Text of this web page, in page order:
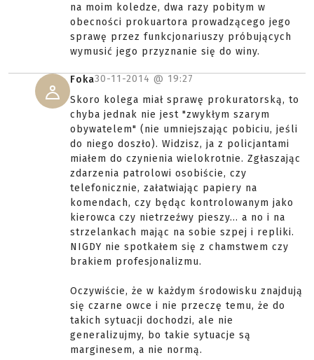
na moim koledze, dwa razy pobitym w
obecności prokuartora prowadzącego jego
sprawę przez funkcjonariuszy próbujących
wymusić jego przyznanie się do winy.
Foka30-11-2014 @ 19:27
Skoro kolega miał sprawę prokuratorską, to
chyba jednak nie jest "zwykłym szarym
obywatelem" (nie umniejszając pobiciu, jeśli
do niego doszło). Widzisz, ja z policjantami
miałem do czynienia wielokrotnie. Zgłaszając
zdarzenia patrolowi osobiście, czy
telefonicznie, załatwiając papiery na
komendach, czy będąc kontrolowanym jako
kierowca czy nietrzeźwy pieszy... a no i na
strzelankach mając na sobie szpej i repliki.
NIGDY nie spotkałem się z chamstwem czy
brakiem profesjonalizmu.
Oczywiście, że w każdym środowisku znajdują
się czarne owce i nie przeczę temu, że do
takich sytuacji dochodzi, ale nie
generalizujmy, bo takie sytuacje są
marginesem, a nie normą.